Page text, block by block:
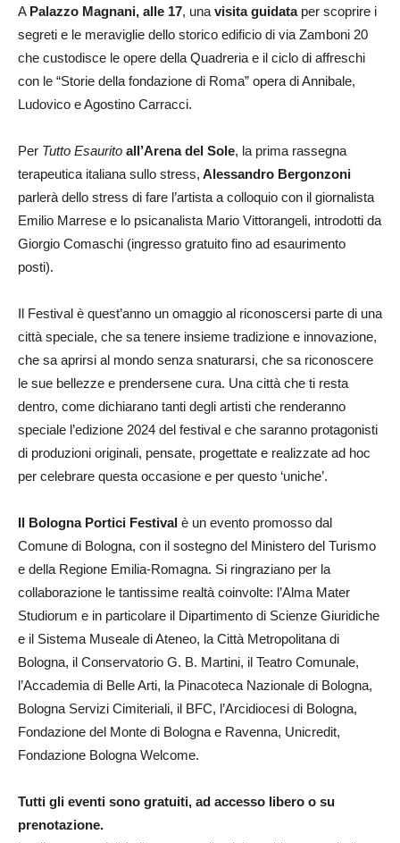
A Palazzo Magnani, alle 17, una visita guidataper scoprire i
segreti e le meraviglie dello storico edificio di via Zamboni 20
che custodisce le opere della Quadreria e il ciclo di affreschi
con le “Storie della fondazione di Roma” opera di Annibale,
Ludovico e Agostino Carracci.
Per Tutto Esaurito all’Arena del Sole, la prima rassegna
terapeutica italiana sullo stress, Alessandro Bergonzoni
parlerà dello stress di fare l’artista a colloquio con il giornalista
Emilio Marrese e lo psicanalista Mario Vittorangeli, introdotti da
Giorgio Comaschi (ingresso gratuito fino ad esaurimento
posti).
Il Festival è quest’anno un omaggio al riconoscersi parte di una
città speciale, che sa tenere insieme tradizione e innovazione,
che sa aprirsi al mondo senza snaturarsi, che sa riconoscere
le sue bellezze e prendersene cura. Una città che ti resta
dentro, come dichiarano tanti degli artisti che renderanno
speciale l’edizione 2024 del festival e che saranno protagonisti
di produzioni originali, pensate, progettate e realizzate ad hoc
per celebrare questa occasione e per questo ‘uniche’.
Il Bologna Portici Festival è un evento promosso dal
Comune di Bologna, con il sostegno del Ministero del Turismo
e della Regione Emilia-Romagna. Si ringraziano per la
collaborazione le tantissime realtà coinvolte: l’Alma Mater
Studiorum e in particolare il Dipartimento di Scienze Giuridiche
e il Sistema Museale di Ateneo, la Città Metropolitana di
Bologna, il Conservatorio G. B. Martini, il Teatro Comunale,
l’Accademia di Belle Arti, la Pinacoteca Nazionale di Bologna,
Bologna Servizi Cimiteriali, il BFC, l’Arcidiocesi di Bologna,
Fondazione del Monte di Bologna e Ravenna, Unicredit,
Fondazione Bologna Welcome.
Tutti gli eventi sono gratuiti, ad accesso libero o su
prenotazione.